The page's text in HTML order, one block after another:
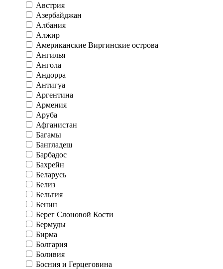
Австрия
Азербайджан
Албания
Алжир
Американские Виргинские острова
Ангилья
Ангола
Андорра
Антигуа
Аргентина
Армения
Аруба
Афганистан
Багамы
Бангладеш
Барбадос
Бахрейн
Беларусь
Белиз
Бельгия
Бенин
Берег Слоновой Кости
Бермуды
Бирма
Болгария
Боливия
Босния и Герцеговина